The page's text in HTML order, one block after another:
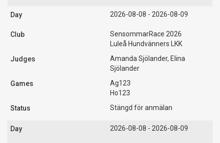
2026-08-08 - 2026-08-09
SensommarRace 2026
Luleå Hundvänners LKK
Amanda Sjölander, Elina
Sjölander
Ag123
Ho123
Stängd för anmälan
2026-08-08 - 2026-08-09